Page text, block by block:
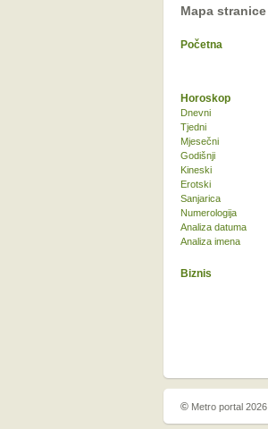
Mapa stranice
Početna
Biznis
Horoskop
Dnevni
Tjedni
Mjesečni
Godišnji
Kineski
Erotski
Sanjarica
Numerologija
Analiza datuma
Analiza imena
© Metro portal 2026